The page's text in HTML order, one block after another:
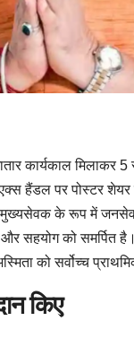
कार्यकाल मिलाकर
हैंडल पर पोस्टर शेयर
मुख्यसेवक के रूप में
सहयोग को समर्पित
को सर्वोच्च
किए